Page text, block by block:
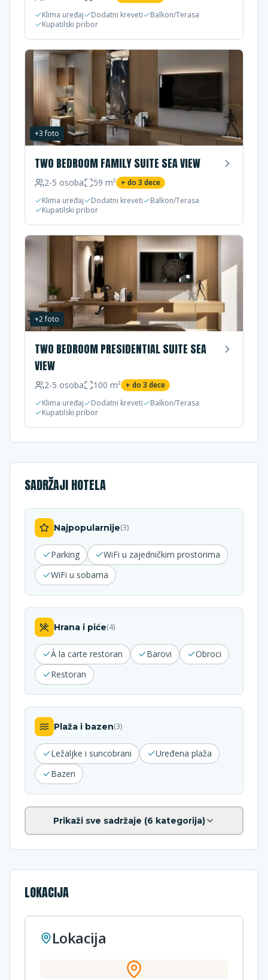
Klima uređaj
Dodatni kreveti
Balkon/Terasa
Kupatilski pribor
+3foto
TWO BEDROOM FAMILY SUITE SEA VIEW
2-5 osoba 59 m² + do 3 dece
Klima uređaj
Dodatni kreveti
Balkon/Terasa
Kupatilski pribor
+2foto
TWO BEDROOM PRESIDENTIAL SUITE SEA
VIEW
2-5 osoba 100 m² + do 3 dece
Klima uređaj
Dodatni kreveti
Balkon/Terasa
Kupatilski pribor
SADRŽAJI HOTELA
Najpopularnije(3)
Parking
WiFi u zajedničkim prostorima
WiFi u sobama
Hrana i piće(4)
À la carte restoran Barovi
Obroci
Restoran
Plaža i bazen(3)
Ležaljke i suncobrani
Uređena plaža
Bazen
Prikaži sve sadržaje (6 kategorija)
LOKACIJA
Lokacija